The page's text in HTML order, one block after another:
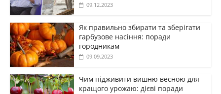
09.12.2023
Як правильно збирати та зберігати
гарбузове насіння: поради
городникам
09.09.2023
Чим підживити вишню весною для
кращого урожаю: дієві поради